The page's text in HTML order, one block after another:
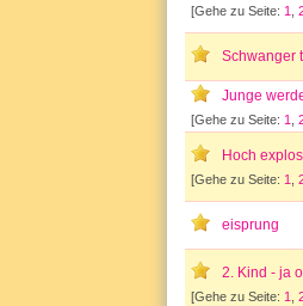
[Gehe zu Seite: 1
Schwanger
Junge
[Gehe zu Seite: 1
Hoch
[Gehe zu Seite: 1
eisprung
2. Kind - ja
[Gehe zu Seite: 1